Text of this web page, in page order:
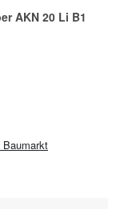
AKN 20 Li B1